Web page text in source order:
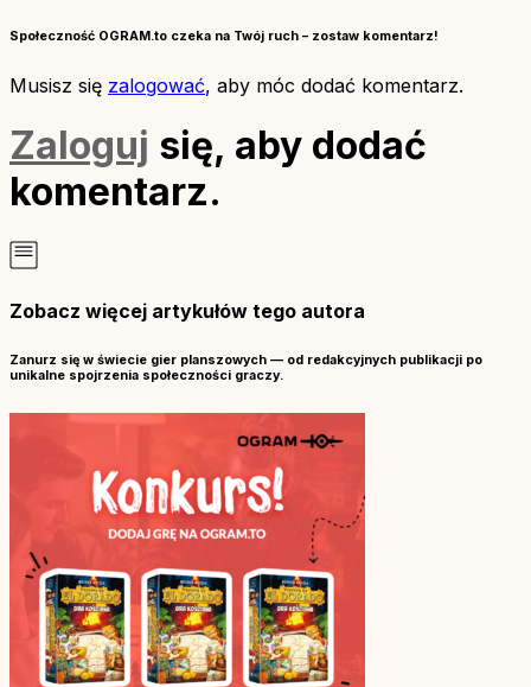
Społeczność OGRAM.to czeka na Twój ruch – zostaw komentarz!
Musisz się zalogować, aby móc dodać komentarz.
Zaloguj się, aby dodać
komentarz.
Zobacz więcej artykułów tego autora
Zanurz się w świecie gier planszowych — od redakcyjnych publikacji po
unikalne spojrzenia społeczności graczy.